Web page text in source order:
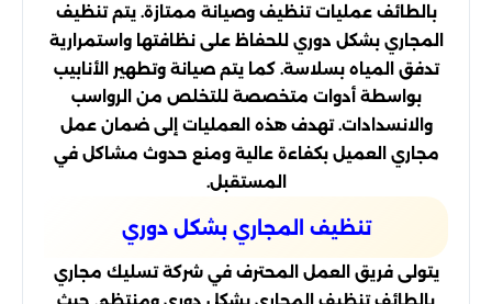
بالطائف عمليات تنظيف وصيانة ممتازة. يتم تنظيف
المجاري بشكل دوري للحفاظ على نظافتها واستمرارية
تدفق المياه بسلاسة. كما يتم صيانة وتطهير الأنابيب
بواسطة أدوات متخصصة للتخلص من الرواسب
والانسدادات. تهدف هذه العمليات إلى ضمان عمل
مجاري العميل بكفاءة عالية ومنع حدوث مشاكل في
المستقبل.
تنظيف المجاري بشكل دوري
يتولى فريق العمل المحترف في شركة تسليك مجاري
بالطائف تنظيف المجاري بشكل دوري ومنتظم. حيث